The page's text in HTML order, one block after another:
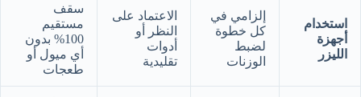
استخدام
أجهزة
الليزر
إلزامي في
كل خطوة
لضبط
الوزنات
الاعتماد على
النظر أو
أدوات
تقليدية
سقف
مستقيم
100% بدون
أي ميول أو
طعجات